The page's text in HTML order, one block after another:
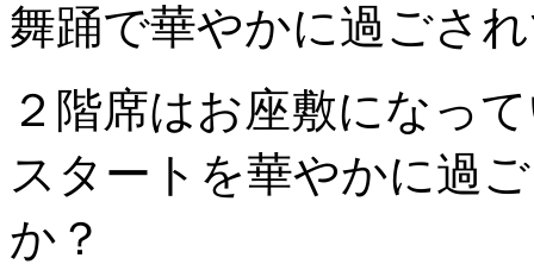
舞踊で華やかに過ごさ
２階席はお座敷になっ
スタートを華やかに過
か？